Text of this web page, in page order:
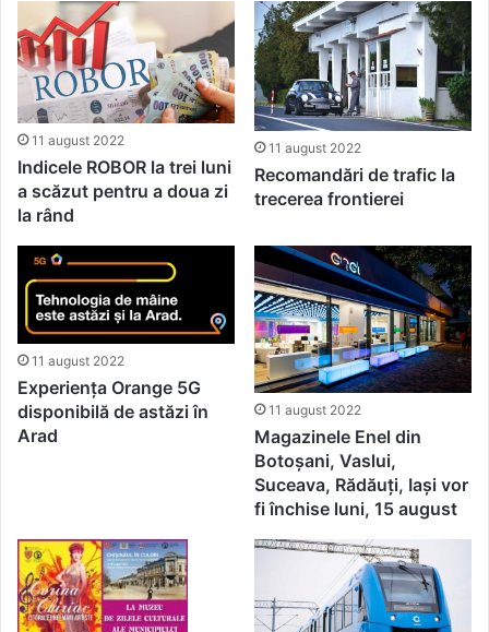
11 august 2022
Indicele ROBOR la trei luni
a scăzut pentru a doua zi
la rând
11 august 2022
Recomandări de trafic la
trecerea frontierei
11 august 2022
Experiența Orange 5G
disponibilă de astăzi în
Arad
11 august 2022
Magazinele Enel din
Botoșani, Vaslui,
Suceava, Rădăuți, Iași vor
fi închise luni, 15 august